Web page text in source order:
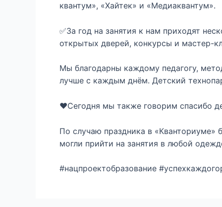
квантум», «Хайтек» и «Медиаквантум».
✅За год на занятия к нам приходят
открытых дверей, конкурсы и мастер-
Мы благодарны каждому педагогу,
лучше с каждым днём. Детский
❤️Сегодня мы также говорим спасибо
По случаю праздника в
могли прийти на занятия в любой
#нацпроектобразование